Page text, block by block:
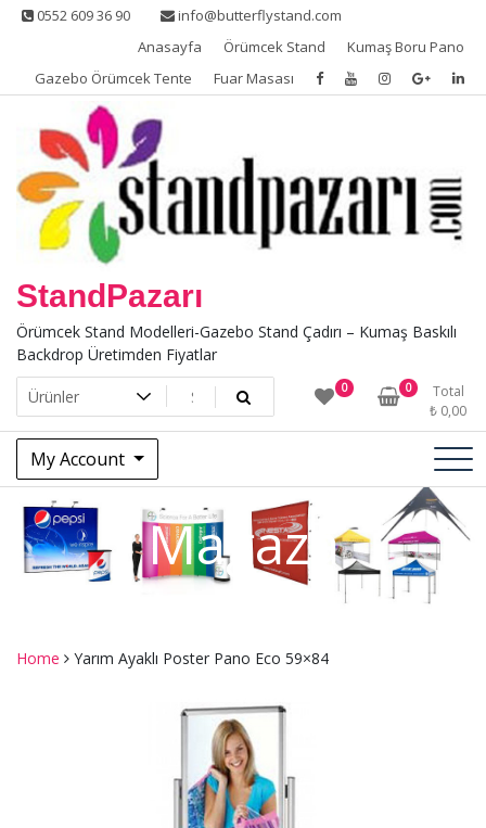
Skip 0552 609 36 90
info@butterflystand.com
Anasayfa
Örümcek Stand
Kumaş Boru Pano
Gazebo Örümcek Tente
Fuar Masası
StandPazarı
Örümcek Stand Modelleri-Gazebo Stand Çadırı – Kumaş Baskılı
Backdrop Üretimden Fiyatlar
0 0
Total
₺ 0,00
My Account
Mağaza
Home Yarım Ayaklı Poster Pano Eco 59×84